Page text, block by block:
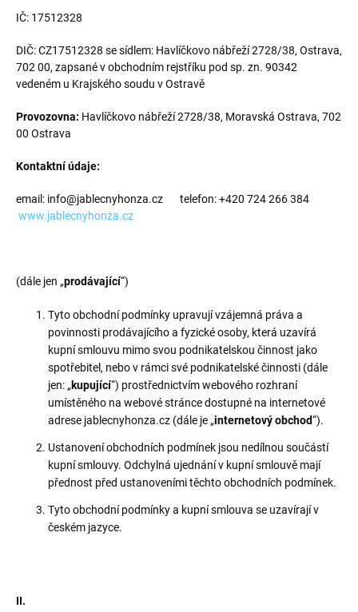
IČ: 17512328
DIČ: CZ17512328 se sídlem: Havlíčkovo nábřeží 2728/38, Ostrava,
702 00, zapsané v obchodním rejstříku pod sp. zn. 90342
vedeném u Krajského soudu v Ostravě
Provozovna: Havlíčkovo nábřeží 2728/38, Moravská Ostrava, 702
00 Ostrava
Kontaktní údaje:
email: info@jablecnyhonza.cz telefon: +420 724 266 384
www.jablecnyhonza.cz
(dále jen „prodávající“)
Tyto obchodní podmínky upravují vzájemná práva a
povinnosti prodávajícího a fyzické osoby, která uzavírá
kupní smlouvu mimo svou podnikatelskou činnost jako
spotřebitel, nebo v rámci své podnikatelské činnosti (dále
jen: „kupující“) prostřednictvím webového rozhraní
umístěného na webové stránce dostupné na internetové
adrese jablecnyhonza.cz (dále je „internetový obchod“).
Ustanovení obchodních podmínek jsou nedílnou součástí
kupní smlouvy. Odchylná ujednání v kupní smlouvě mají
přednost před ustanoveními těchto obchodních podmínek.
Tyto obchodní podmínky a kupní smlouva se uzavírají v
českém jazyce.
II.